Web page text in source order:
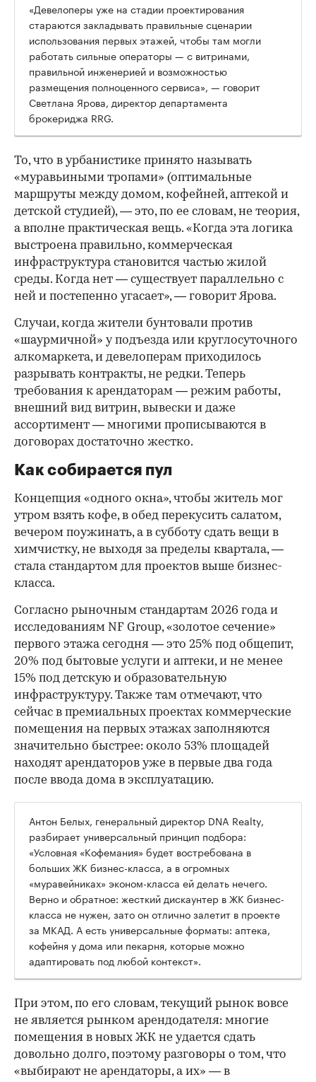
00:00
«Девелоперы уже на стадии проектирования
стараются закладывать правильные сценарии
использования первых этажей, чтобы там могли
работать сильные операторы — с витринами,
правильной инженерией и возможностью
размещения полноценного сервиса», — говорит
Светлана Ярова, директор департамента
брокериджа RRG.
То, что в урбанистике принято называть
«муравьиными тропами» (оптимальные
маршруты между домом, кофейней, аптекой и
детской студией), — это, по ее словам, не теория,
а вполне практическая вещь. «Когда эта логика
выстроена правильно, коммерческая
инфраструктура становится частью жилой
среды. Когда нет — существует параллельно с
ней и постепенно угасает», — говорит Ярова.
Случаи, когда жители бунтовали против
«шаурмичной» у подъезда или круглосуточного
алкомаркета, и девелоперам приходилось
разрывать контракты, не редки. Теперь
требования к арендаторам — режим работы,
внешний вид витрин, вывески и даже
ассортимент — многими прописываются в
договорах достаточно жестко.
Как собирается пул
Концепция «одного окна», чтобы житель мог
утром взять кофе, в обед перекусить салатом,
вечером поужинать, а в субботу сдать вещи в
химчистку, не выходя за пределы квартала, —
стала стандартом для проектов выше бизнес-
класса.
Согласно рыночным стандартам 2026 года и
исследованиям NF Group, «золотое сечение»
первого этажа сегодня — это 25% под общепит,
20% под бытовые услуги и аптеки, и не менее
15% под детскую и образовательную
инфраструктуру. Также там отмечают, что
сейчас в премиальных проектах коммерческие
помещения на первых этажах заполняются
значительно быстрее: около 53% площадей
находят арендаторов уже в первые два года
после ввода дома в эксплуатацию.
Антон Белых, генеральный директор DNA Realty,
разбирает универсальный принцип подбора:
«Условная «Кофемания» будет востребована в
больших ЖК бизнес-класса, а в огромных
«муравейниках» эконом-класса ей делать нечего.
Верно и обратное: жесткий дискаунтер в ЖК бизнес-
класса не нужен, зато он отлично залетит в проекте
за МКАД. А есть универсальные форматы: аптека,
кофейня у дома или пекарня, которые можно
адаптировать под любой контекст».
При этом, по его словам, текущий рынок вовсе
не является рынком арендодателя: многие
помещения в новых ЖК не удается сдать
довольно долго, поэтому разговоры о том, что
«выбирают не арендаторы, а их» — в